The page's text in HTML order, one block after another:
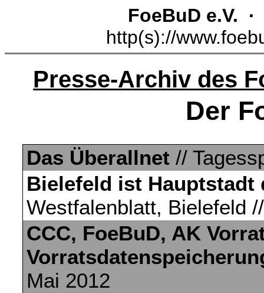
FoeBuD e.V.
http(s)://
Presse-Archiv des
Der
Das Überallnet //
Bielefeld ist Hauptstadt
Westfalenblatt, Bielefeld
CCC, FoeBuD, AK
Mai 2012